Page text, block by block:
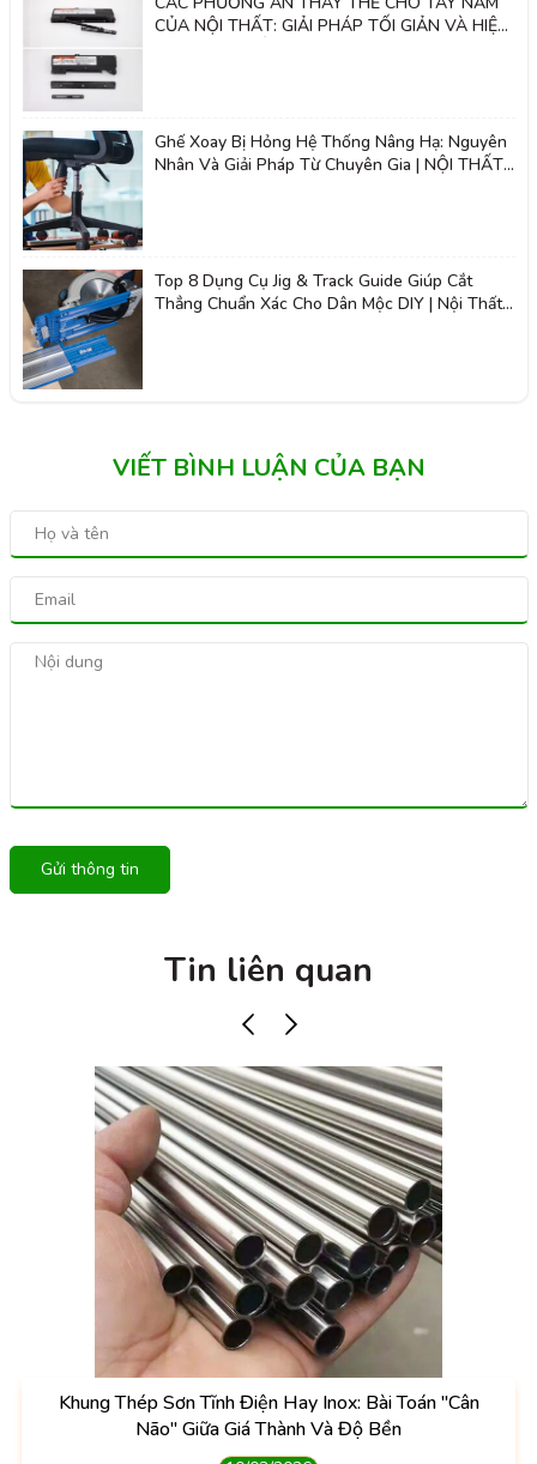
CỦA NỘI THẤT: GIẢI PHÁP TỐI GIẢN VÀ HIỆN
Ghế Xoay Bị Hỏng Hệ Thống Nâng Hạ: Nguyên
Nhân Và Giải Pháp Từ Chuyên Gia | NỘI THẤT
Top 8 Dụng Cụ Jig & Track Guide Giúp Cắt
Thẳng Chuẩn Xác Cho Dân Mộc DIY | Nội Thất
VIẾT BÌNH LUẬN CỦA BẠN
Gửi thông tin
Tin liên quan
Khung Thép Sơn Tĩnh Điện Hay Inox: Bài Toán "Cân
Não" Giữa Giá Thành Và Độ Bền